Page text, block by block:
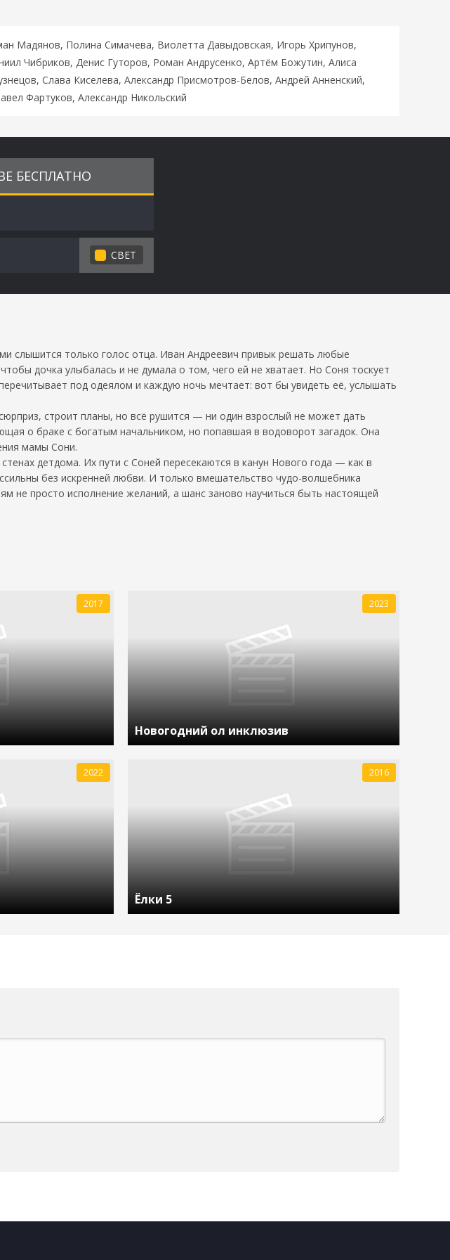
Мадянов, Полина Симачева, Виолетта Давыдовская, Игорь Хрипунов,
Чибриков, Денис Гуторов, Роман Андрусенко, Артём Божутин, Алиса
Слава Киселева, Александр Присмотров-Белов, Андрей Анненский,
Фартуков, Александр Никольский
БЕСПЛАТНО
СВЕТ
слышится только голос отца. Иван Андреевич привык решать любые
дочка улыбалась и не думала о том, чего ей не хватает. Но Соня тоскует
под одеялом и каждую ночь мечтает: вот бы увидеть её, услышать
строит планы, но всё рушится — ни один взрослый не может дать
о браке с богатым начальником, но попавшая в водоворот загадок. Она
мамы Сони.
детдома. Их пути с Соней пересекаются в канун Нового года — как в
без искренней любви. И только вмешательство чудо-волшебника
не просто исполнение желаний, а шанс заново научиться быть настоящей
2017
Новогодний ол инклюзив
2023
2022
Ёлки 5
2016